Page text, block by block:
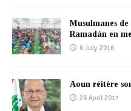
Musulmanes
Ramadán en
6 July 2016
Aoun réitère
26 April 2017